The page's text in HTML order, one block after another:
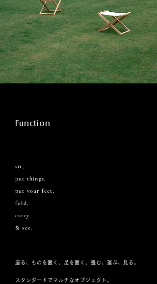
Function
sit,
put things,
put your feet,
fold,
carry
& see.
座る、ものを置く、足を置く、畳む、運ぶ、見る。
スタンダードでマルチなオブジェクト。